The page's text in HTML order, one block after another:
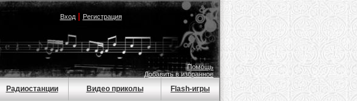
Вход| Регистрация
Помощь
Добавить в избранное
Радиостанции Видео приколы Flash-игры